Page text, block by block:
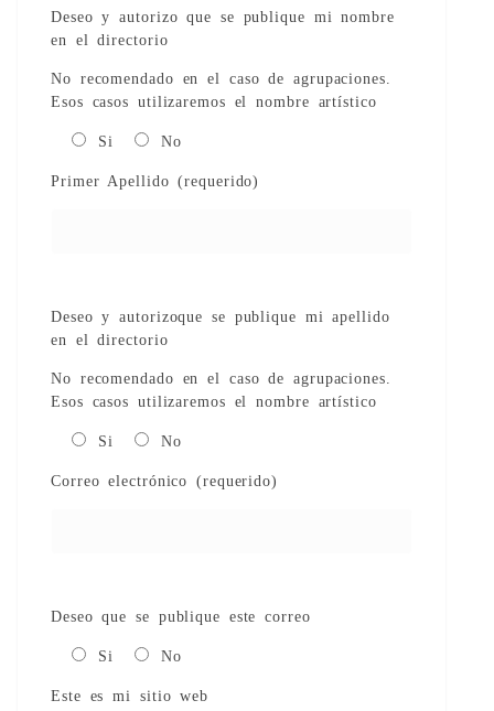
Deseo y autorizo que se publique mi nombre
en el directorio
No recomendado en el caso de agrupaciones.
Esos casos utilizaremos el nombre artístico
Si No
Primer Apellido (requerido)
Deseo y autorizoque se publique mi apellido
en el directorio
No recomendado en el caso de agrupaciones.
Esos casos utilizaremos el nombre artístico
Si No
Correo electrónico (requerido)
Deseo que se publique este correo
Si No
Este es mi sitio web